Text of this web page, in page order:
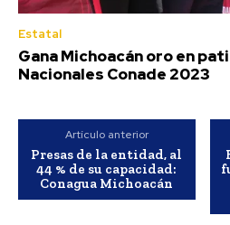
Estatal
Gana Michoacán oro en
Nacionales Conade 2023
Artículo anterior
Presas de la entidad, al
44 % de su capacidad:
Conagua Michoacán